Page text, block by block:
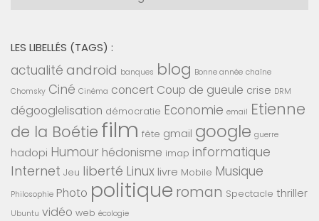
LES LIBELLÉS (TAGS) :
actualité android banques blog Bonne année chaîne
Chomsky Ciné Cinéma concert Coup de gueule crise DRM
dégooglelisation démocratie Economie email Etienne
de la Boétie film fête gmail google guerre
hadopi Humour hédonisme imap informatique
Internet Jeu liberté Linux livre Mobile Musique
Philosophie Photo politique roman Spectacle thriller
Ubuntu vidéo web écologie